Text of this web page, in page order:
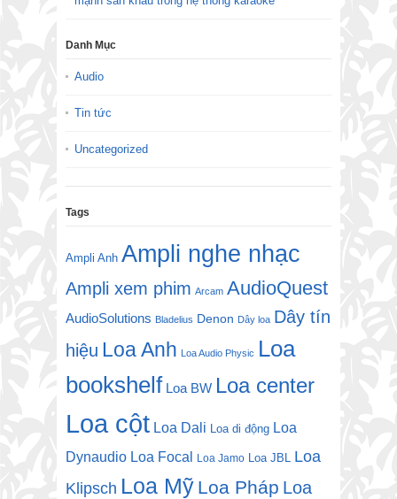
Danh Mục
Audio
Tin tức
Uncategorized
Tags
Ampli Anh Ampli nghe nhạc
Ampli xem phim Arcam AudioQuest
AudioSolutions Bladelius Denon Dây loa Dây tín
hiệu Loa Anh Loa Audio Physic Loa
bookshelf Loa BW Loa center
Loa cột Loa Dali Loa di động Loa
Dynaudio Loa Focal Loa Jamo Loa JBL Loa
Klipsch Loa Mỹ Loa Pháp Loa